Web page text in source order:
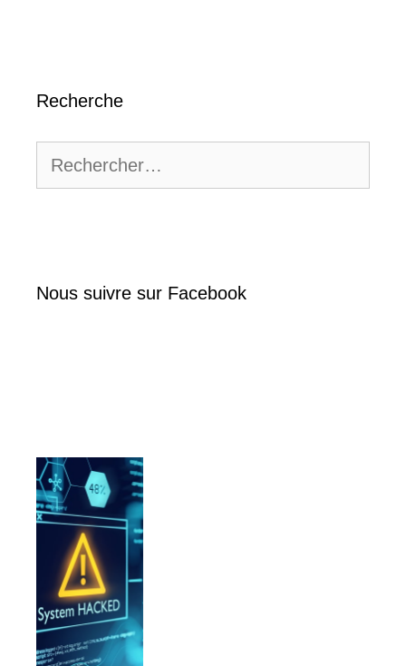
Recherche
Nous suivre sur Facebook